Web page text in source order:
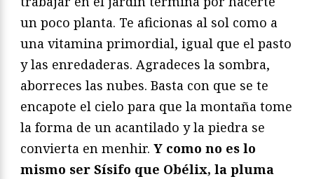
un poco planta. Te aficionas al sol como a
una vitamina primordial, igual que el pasto
y las enredaderas. Agradeces la sombra,
aborreces las nubes. Basta con que se te
encapote el cielo para que la montaña tome
la forma de un acantilado y la piedra se
convierta en menhir. Y como no es lo
mismo ser Sísifo que Obélix, la pluma